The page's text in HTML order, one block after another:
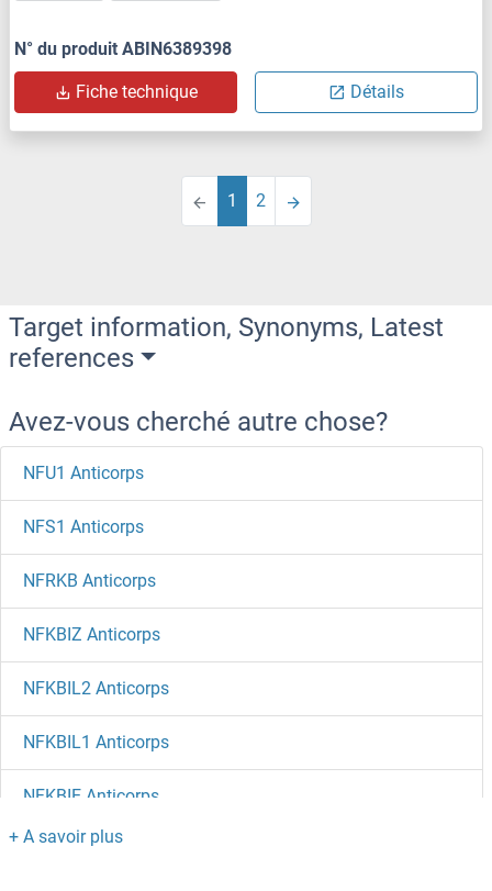
N° du produit ABIN6389398
Fiche technique Détails
1 2
Target information, Synonyms, Latest
references
Avez-vous cherché autre chose?
NFU1 Anticorps
NFS1 Anticorps
NFRKB Anticorps
NFKBIZ Anticorps
NFKBIL2 Anticorps
NFKBIL1 Anticorps
NFKBIE Anticorps
NFKBID Anticorps